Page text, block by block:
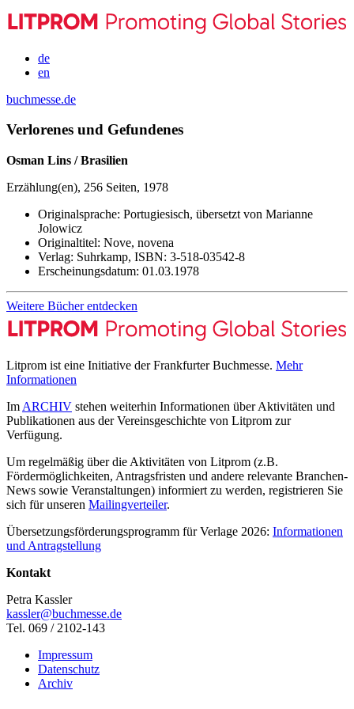
de
en
buchmesse.de
Verlorenes und Gefundenes
Osman Lins / Brasilien
Erzählung(en), 256 Seiten, 1978
Originalsprache: Portugiesisch, übersetzt von Marianne
Jolowicz
Originaltitel: Nove, novena
Verlag: Suhrkamp, ISBN: 3-518-03542-8
Erscheinungsdatum: 01.03.1978
Weitere Bücher entdecken
Litprom ist eine Initiative der Frankfurter Buchmesse. Mehr
Informationen
Im ARCHIV stehen weiterhin Informationen über Aktivitäten und
Publikationen aus der Vereinsgeschichte von Litprom zur
Verfügung.
Um regelmäßig über die Aktivitäten von Litprom (z.B.
Fördermöglichkeiten, Antragsfristen und andere relevante Branchen-
News sowie Veranstaltungen) informiert zu werden, registrieren Sie
sich für unseren Mailingverteiler.
Übersetzungsförderungsprogramm für Verlage 2026: Informationen
und Antragstellung
Kontakt
Petra Kassler
kassler@buchmesse.de
Tel. 069 / 2102-143
Impressum
Datenschutz
Archiv